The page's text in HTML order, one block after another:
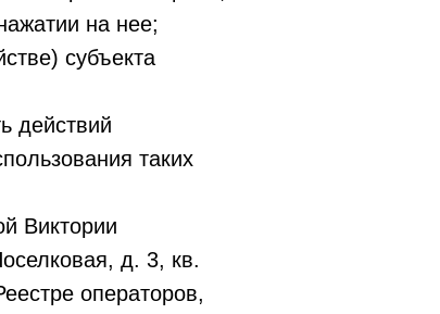
на нее;
субъекта
действий
таких
Виктории
д. 3, кв.
операторов,